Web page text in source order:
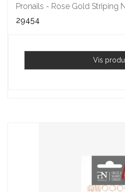
Pronails - Rose Gold Striping
29454
Vis